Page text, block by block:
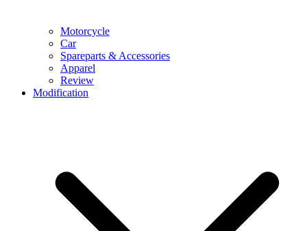
Motorcycle
Car
Spareparts & Accessories
Apparel
Review
Modification